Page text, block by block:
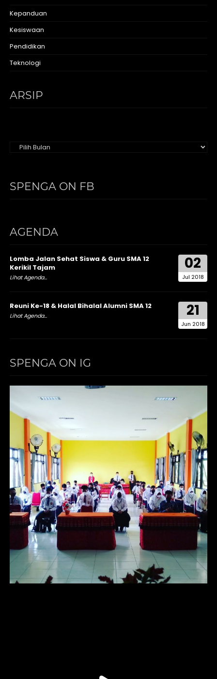
Kepanduan
Kesiswaan
Pendidikan
Teknologi
ARSIP
SPENGA ON FB
AGENDA
02
Jul 2018
Lomba Jalan Sehat Siswa & Guru SMA 12
Kerikil Tajam
Lihat Agenda...
21
Jun 2018
Reuni Ke-18 & Halal Bihalal Alumni SMA 12
Lihat Agenda...
SPENGA ON IG